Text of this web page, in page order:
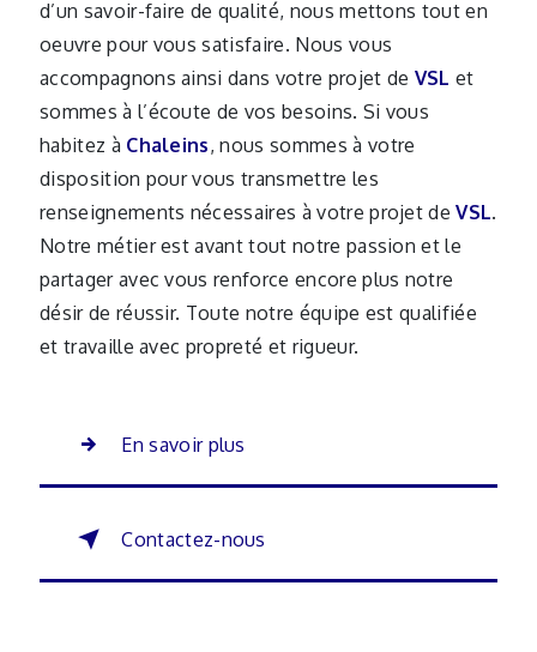
d’un savoir-faire de qualité, nous mettons tout en
oeuvre pour vous satisfaire. Nous vous
accompagnons ainsi dans votre projet de VSL et
sommes à l’écoute de vos besoins. Si vous
habitez à Chaleins, nous sommes à votre
disposition pour vous transmettre les
renseignements nécessaires à votre projet deVSL.
Notre métier est avant tout notre passion et le
partager avec vous renforce encore plus notre
désir de réussir. Toute notre équipe est qualifiée
et travaille avec propreté et rigueur.
En savoir plus
Contactez-nous